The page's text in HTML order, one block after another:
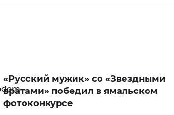
«Русский мужик» со «Звездными
вратами» победил в ямальском
фотоконкурсе